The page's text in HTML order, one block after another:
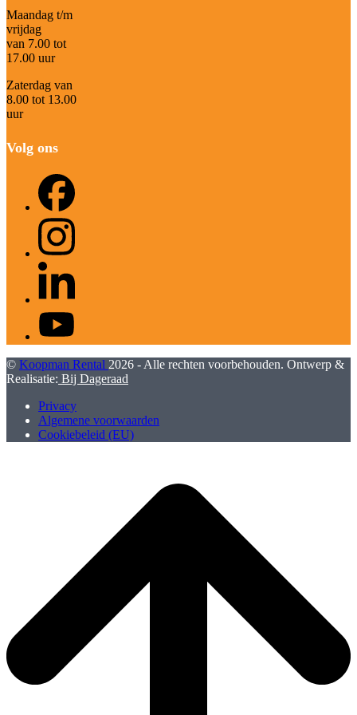
Maandag t/m
vrijdag
van 7.00 tot
17.00 uur
Zaterdag van
8.00 tot 13.00
uur
Volg ons
Instagram
© Koopman Rental 2026 - Alle rechten voorbehouden. Ontwerp &
Realisatie: Bij Dageraad
Privacy
Algemene voorwaarden
Cookiebeleid (EU)